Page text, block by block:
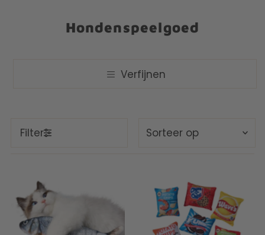
Hondenspeelgoed
Verfijnen
Filter
Sorteer
op
Meest relevant
Best verkopende
Alfabetisch: A-Z